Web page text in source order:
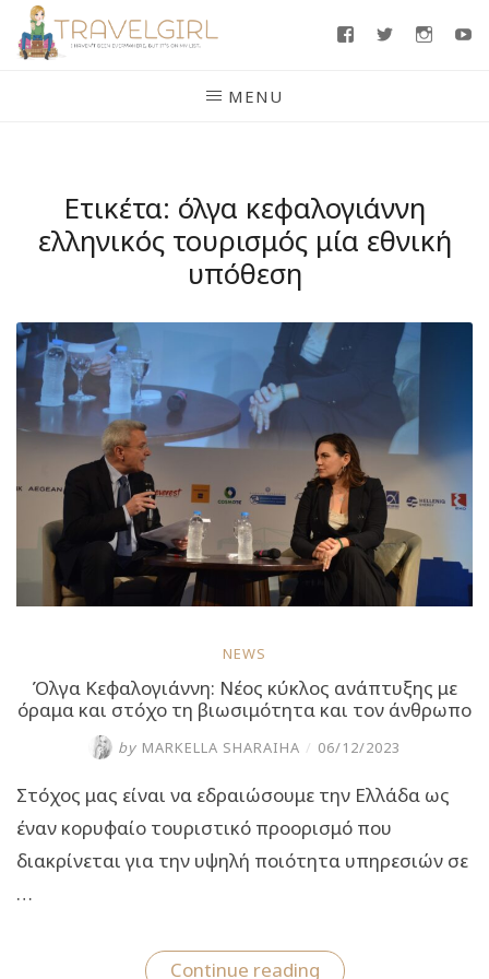
Skip
FacebookTwitter
MENU
Ετικέτα: όλγα κεφαλογιάννη
ελληνικός τουρισμός μία εθνική
υπόθεση
NEWS
Όλγα Κεφαλογιάννη: Νέος κύκλος ανάπτυξης με
όραμα και στόχο τη βιωσιμότητα και τον άνθρωπο
by MARKELLA SHARAIHA / 06/12/2023
Στόχος μας είναι να εδραιώσουμε την Ελλάδα ως
έναν κορυφαίο τουριστικό προορισμό που
διακρίνεται για την υψηλή ποιότητα υπηρεσιών σε
…
Continue reading“Όλγα